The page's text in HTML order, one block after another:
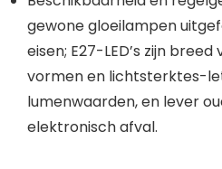
gewone gloeilampen
eisen; E27-LED’s zijn
vormen en lichtsterktes-
lumenwaarden, en lever
elektronisch afval.